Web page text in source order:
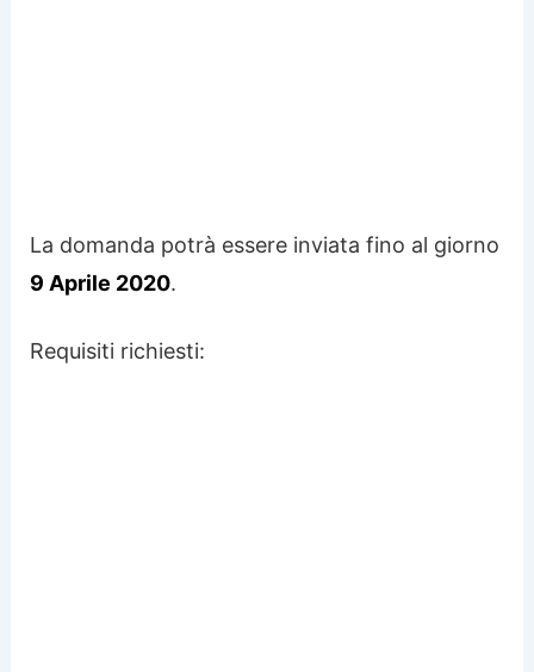
La domanda potrà essere inviata fino al giorno
9 Aprile 2020.
Requisiti richiesti: